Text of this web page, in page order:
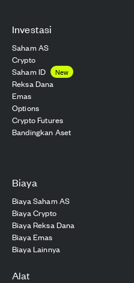
Investasi
Saham AS
Crypto
Saham ID
New
Reksa Dana
Emas
Options
Crypto Futures
Bandingkan Aset
Biaya
Biaya Saham AS
Biaya Crypto
Biaya Reksa Dana
Biaya Emas
Biaya Lainnya
Alat